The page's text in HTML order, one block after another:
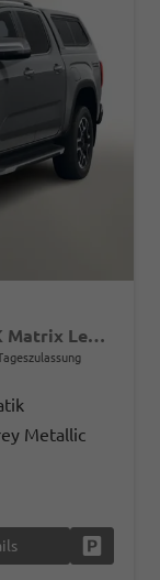
Adventura Aventura Hardtop AHK Matrix Leder 20"LM
Metallic